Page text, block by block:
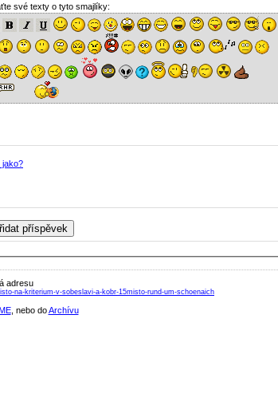
své texty o tyto smajlíky:
jako?
adresu
na-kriterium-v-sobeslavi-a-kobr-15misto-rund-um-schoenaich
, nebo doArchívu